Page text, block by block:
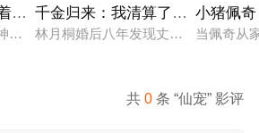
信徒干翻了废土
选游戏，新手保护期即将结束，他急中生
千金归来：我清算了枕边人
林月桐婚后八年发现丈夫顾明轩联合
小猪佩
当佩奇从
共0 条 “仙宠” 影评